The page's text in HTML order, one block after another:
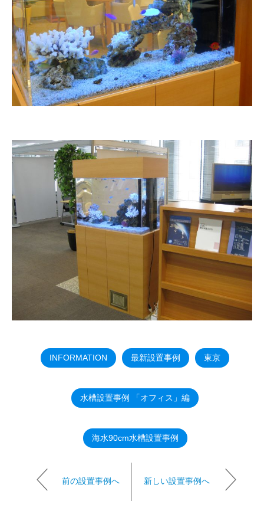
INFORMATION 最新設置事例 東京
水槽設置事例 「オフィス」編
海水90cm水槽設置事例
前の設置事例へ 新しい設置事例へ